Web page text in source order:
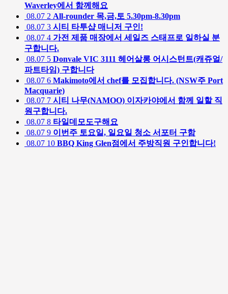
Waverley에서 함께해요
08.07 2 All-rounder 목,금,토 5.30pm-8.30pm
08.07 3 시티 타투샵 매니저 구인!
08.07 4 가전 제품 매장에서 세일즈 스태프로 일하실 분
구합니다.
08.07 5 Donvale VIC 3111 헤어살롱 어시스턴트(캐쥬얼/
파트타임) 구합니다
08.07 6 Makimoto에서 chef를 모집합니다. (NSW주 Port
Macquarie)
08.07 7 시티 나무(NAMOO) 이자카야에서 함께 일할 직
원구합니다.
08.07 8 타일데모도구해요
08.07 9 이번주 토요일, 일요일 청소 서포터 구함
08.07 10 BBQ King Glen점에서 주방직원 구인합니다!